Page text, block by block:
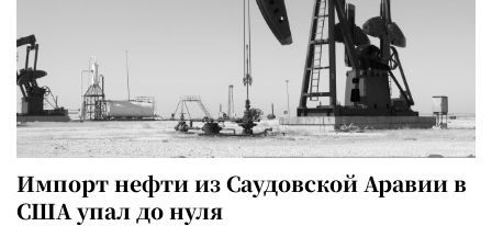
Импорт нефти из Саудовской Аравии в
США упал до нуля